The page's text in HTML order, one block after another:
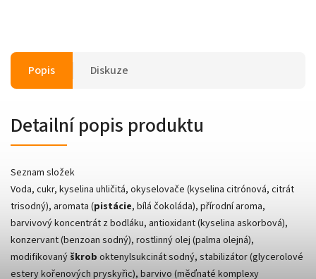
Popis Diskuze
Detailní popis produktu
Seznam složek
Voda, cukr, kyselina uhličitá, okyselovače (kyselina citrónová, citrát
trisodný), aromata (pistácie, bílá čokoláda), přírodní aroma,
barvivový koncentrát z bodláku, antioxidant (kyselina askorbová),
konzervant (benzoan sodný), rostlinný olej (palma olejná),
modifikovanýškrob oktenylsukcinát sodný, stabilizátor (glycerolové
estery kořenových pryskyřic), barvivo (měďnaté komplexy